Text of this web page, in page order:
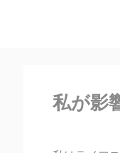
私が影